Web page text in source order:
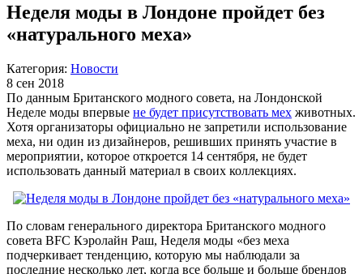
Неделя моды в Лондоне пройдет без
«натурального меха»
Категория: Новости
8 сен 2018
По данным Британского модного совета, на Лондонской
Неделе моды впервые не будет присутствовать мех животных.
Хотя организаторы официально не запретили использование
меха, ни один из дизайнеров, решивших принять участие в
мероприятии, которое откроется 14 сентября, не будет
использовать данный материал в своих коллекциях.
По словам генерального директора Британского модного
совета BFC Кэролайн Раш, Неделя моды «без меха
подчеркивает тенденцию, которую мы наблюдали за
последние несколько лет, когда все больше и больше брендов